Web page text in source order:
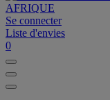
AFRIQUE
Se connecter
Liste d'envies
0